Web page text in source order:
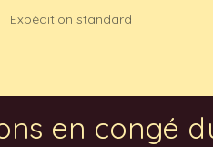
Expédition standard
en congé